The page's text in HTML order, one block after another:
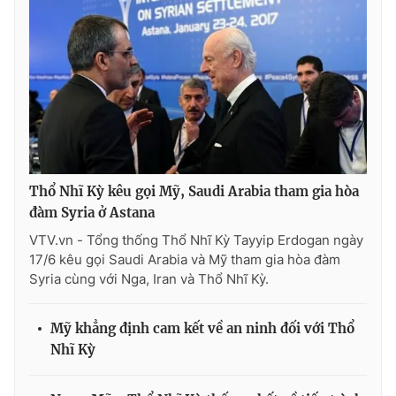
THỜI BÁO VTV
Theo dõi báo trên
Cơ quan chủ quản:Đài Truyền hình Việt Nam
Cơ quan báo chí:Thời báo VTV
Giấy phép hoạt động báo in và báo điện tử số 483/GP-BTTTT
cấp ngày 29/12/2023
Phó Tổng Biên tập:Nguyễn Thị Mỹ Hạnh, Phạm Quốc Thắng,
Nguyễn Trọng Ninh
Thổ Nhĩ Kỳ kêu gọi Mỹ, Saudi Arabia tham gia hòa
đàm Syria ở Astana
VTV.vn - Tổng thống Thổ Nhĩ Kỳ Tayyip Erdogan ngày
17/6 kêu gọi Saudi Arabia và Mỹ tham gia hòa đàm
Syria cùng với Nga, Iran và Thổ Nhĩ Kỳ.
Mỹ khẳng định cam kết về an ninh đối với Thổ
Nhĩ Kỳ